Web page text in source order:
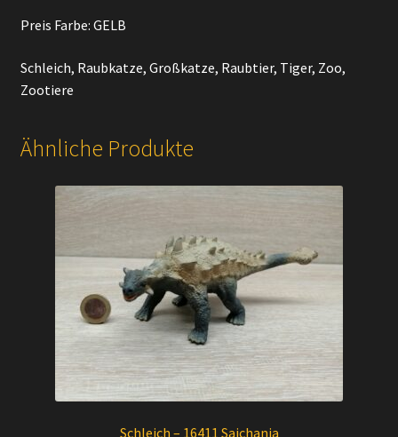
Preis Farbe: GELB
Schleich, Raubkatze, Großkatze, Raubtier, Tiger, Zoo,
Zootiere
Ähnliche Produkte
Schleich – 16411 Saichania